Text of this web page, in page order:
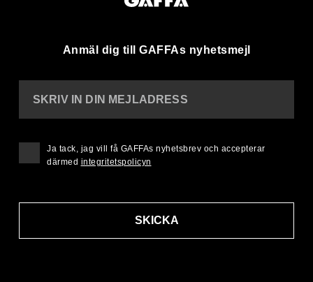
Anmäl dig till GAFFAs nyhetsmejl
SKRIV IN DIN MEJLADRESS
SKICKA
Ja tack, jag vill få GAFFAs nyhetsbrev och accepterar
därmed integritetspolicyn